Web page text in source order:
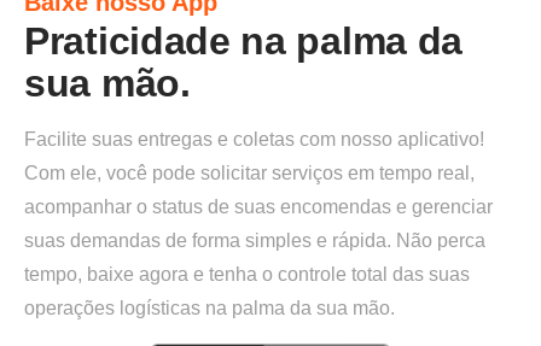
Praticidade na palma da
sua mão.
Facilite suas entregas e coletas com nosso aplicativo!
Com ele, você pode solicitar serviços em tempo real,
acompanhar o status de suas encomendas e gerenciar
suas demandas de forma simples e rápida. Não perca
tempo, baixe agora e tenha o controle total das suas
operações logísticas na palma da sua mão.